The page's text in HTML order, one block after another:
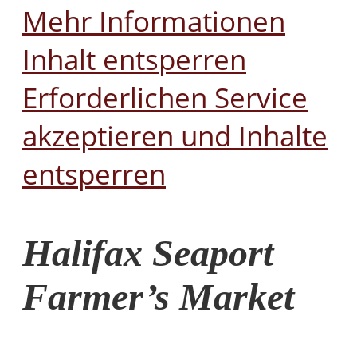
Mehr Informationen
Inhalt entsperren
Erforderlichen Service
akzeptieren und Inhalte
entsperren
Halifax Seaport
Farmer’s Market